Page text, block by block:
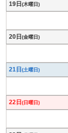
19日 (木曜日)
20日 (金曜日)
21日 (土曜日)
22日 (日曜日)